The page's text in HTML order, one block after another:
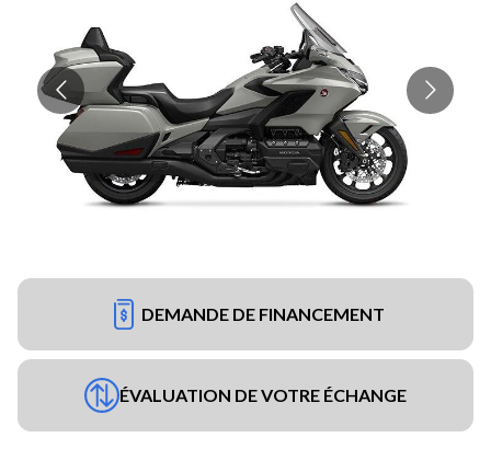
DEMANDE DE FINANCEMENT
ÉVALUATION DE VOTRE ÉCHANGE